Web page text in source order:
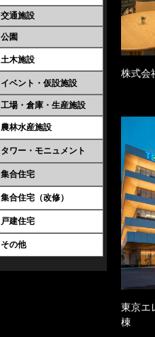
交通施設
公園
土木施設
イベント・仮設施設
工場・倉庫・生産施設
農林水産施設
タワー・モニュメント
集合住宅
集合住宅（改修）
戸建住宅
その他
株式会
東京エ
棟